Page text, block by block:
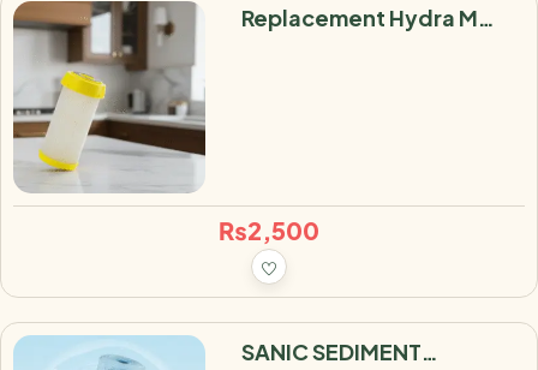
Replacement Hydra M
₨2,500
SANIC SEDIMENT